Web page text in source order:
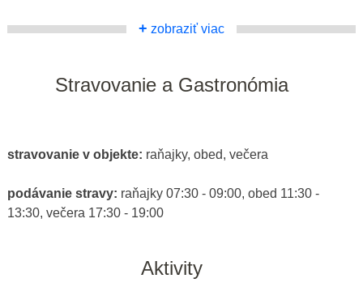
+ zobraziť viac
Stravovanie a Gastronómia
stravovanie v objekte: raňajky, obed, večera
podávanie stravy: raňajky 07:30 - 09:00, obed 11:30 -
13:30, večera 17:30 - 19:00
Aktivity